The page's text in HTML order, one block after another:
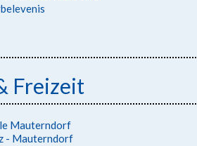
Freizeit
Mauterndorf
- Mauterndorf